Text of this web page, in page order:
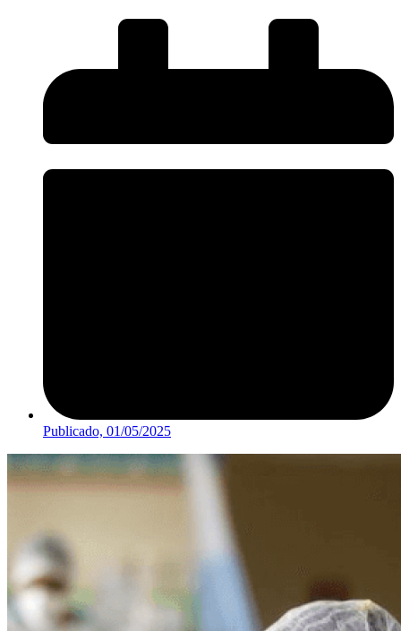
Publicado, 01/05/2025